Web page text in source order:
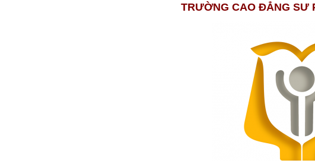
TRƯỜNG CAO ĐẲNG SƯ